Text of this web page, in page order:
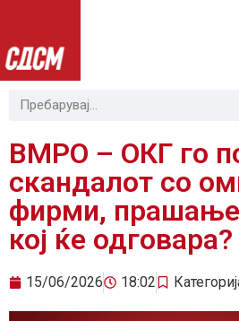
ВМРО – ОКГ го
скандалот со
фирми,
кој ќе одговара?
15/06/2026 18:02